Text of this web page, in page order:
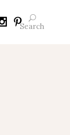
Search